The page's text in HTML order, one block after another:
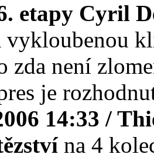
etapy Cyril
vykloubenou
zda není
je
14:33 /
na 4